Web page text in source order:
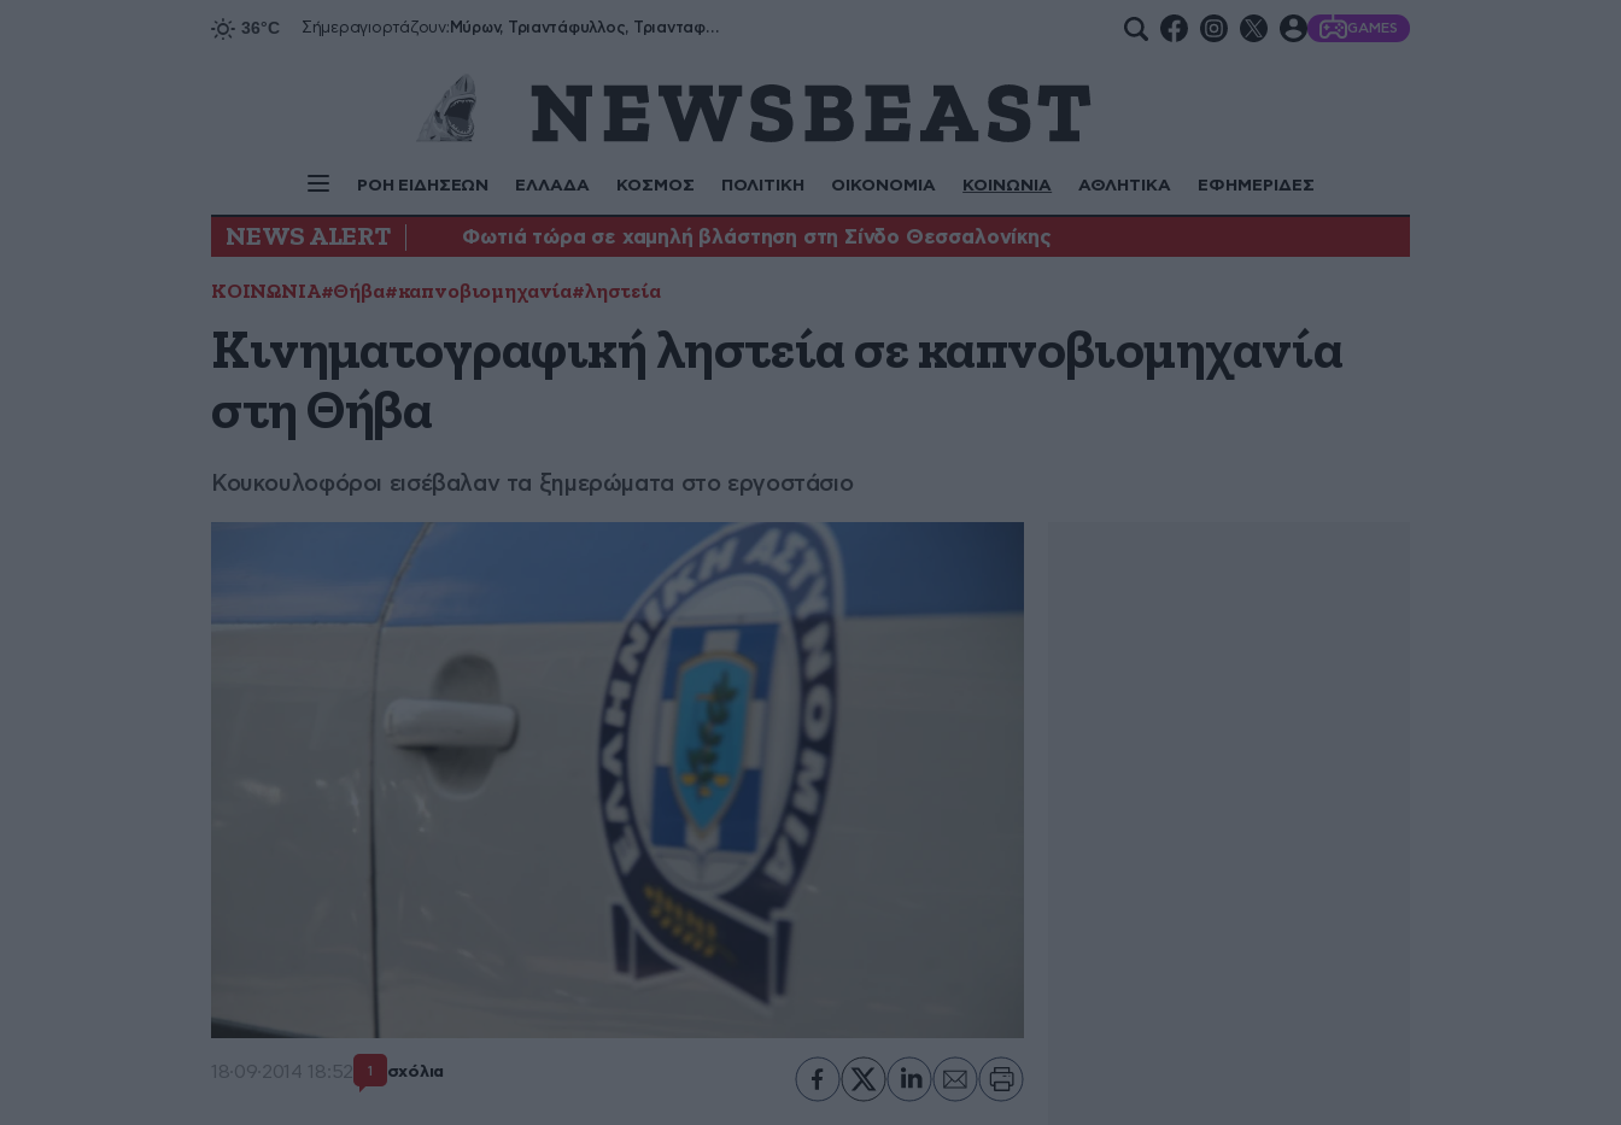
Σήμεραγιορτάζουν: Μύρων, Τριαντάφυλλος, Τριανταφυλλιά, Φυλλιώ, Ρόζα GAMES
ΡΟΗ ΕΙΔΗΣΕΩΝ ΕΛΛΑΔΑ ΚΟΣΜΟΣ ΠΟΛΙΤΙΚΗ ΟΙΚΟΝΟΜΙΑ ΚΟΙΝΩΝΙΑ ΑΘΛΗΤΙΚΑ ΕΦΗΜΕΡΙΔΕΣ
NEWS ALERT Φωτιά τώρα σε χαμηλή βλάστηση στη Σίνδο Θεσσαλονίκης
ΚΟΙΝΩΝΙΑ#Θήβα#καπνοβιομηχανία#ληστεία
Κινηματογραφική ληστεία σε καπνοβιομηχανία
στη Θήβα
Κουκουλοφόροι εισέβαλαν τα ξημερώματα στο εργοστάσιο
18·09·2014 18:52 1 σχόλια